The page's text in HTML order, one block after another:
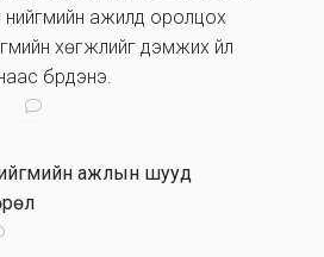
нийгмийн ажилд оролцох
хөгжлийг дэмжих үйл
бүрдэнэ.
ажлын шууд